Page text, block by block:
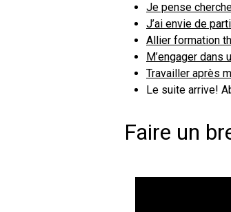
Je pense
J’ai envie de
Allier formation
M’engager dans
Travailler après
Le suite arrive!
Faire un